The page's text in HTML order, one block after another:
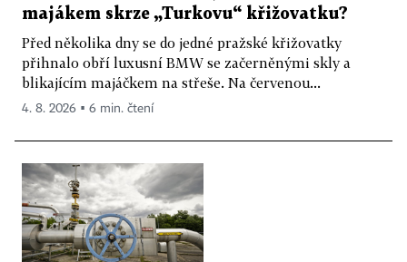
majákem skrze „Turkovu“ křižovatku?
Před několika dny se do jedné pražské křižovatky
přihnalo obří luxusní BMW se začerněnými skly a
blikajícím majáčkem na střeše. Na červenou...
4. 8. 2026 ▪ 6 min. čtení